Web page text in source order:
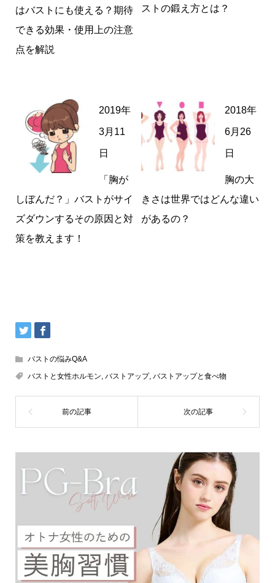
はバストにも使える？期待
できる効果・使用上の注意
点を解説
ストの鍛え方とは？
2019年
3月11
日
「胸が
しぼんだ？」バストがサイ
ズダウンするその原因と対
策を教えます！
2018年
6月26
日
胸の大
きさは世界ではどんな違い
があるの？
バストの悩みQ&A
バストと女性ホルモン, バストアップ, バストアップと食べ物